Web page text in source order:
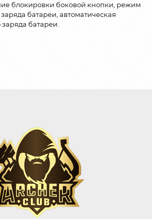
блокировки боковой кнопки, режим
батареи, автоматическая
батареи.